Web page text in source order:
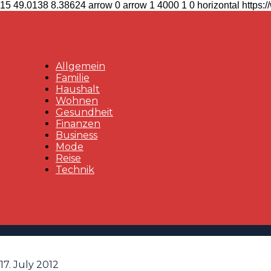
15 49.0138 8.38624 arrow 0 arrow 1 4000 1 0 horizontal
Allgemein
Familie
Haushalt
Wohnen
Gesundheit
Finanzen
Business
Mode
Reise
Technik
17. July 2012